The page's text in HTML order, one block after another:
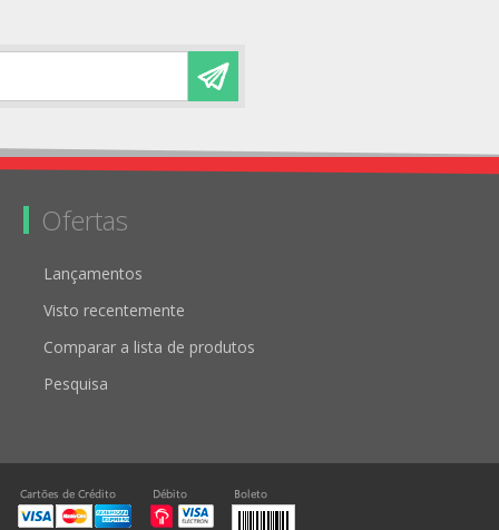
Ofertas
Lançamentos
Visto recentemente
Comparar a lista de produtos
Pesquisa